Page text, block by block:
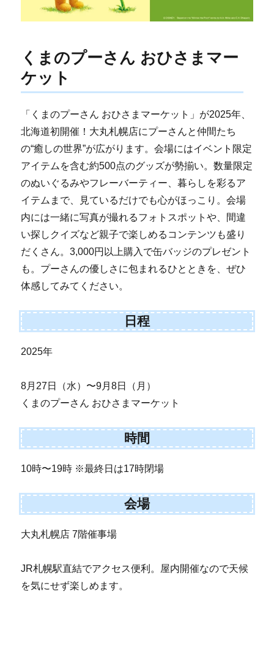
くまのプーさん おひさまマー
ケット
「くまのプーさん おひさまマーケット」が2025年、
北海道初開催！大丸札幌店にプーさんと仲間たち
の“癒しの世界”が広がります。会場にはイベント限定
アイテムを含む約500点のグッズが勢揃い。数量限定
のぬいぐるみやフレーバーティー、暮らしを彩るア
イテムまで、見ているだけでも心がほっこり。会場
内には一緒に写真が撮れるフォトスポットや、間違
い探しクイズなど親子で楽しめるコンテンツも盛り
だくさん。3,000円以上購入で缶バッジのプレゼント
も。プーさんの優しさに包まれるひとときを、ぜひ
体感してみてください。
日程
2025年
8月27日（水）〜9月8日（月）
くまのプーさん おひさまマーケット
時間
10時〜19時 ※最終日は17時閉場
会場
大丸札幌店 7階催事場
JR札幌駅直結でアクセス便利。屋内開催なので天候
を気にせず楽しめます。